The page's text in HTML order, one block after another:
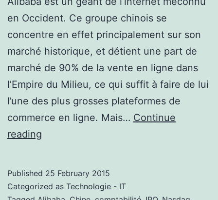
en Occident. Ce groupe chinois se
concentre en effet principalement sur son
marché historique, et détient une part de
marché de 90% de la vente en ligne dans
l’Empire du Milieu, ce qui suffit à faire de lui
l’une des plus grosses plateformes de
commerce en ligne. Mais… Continue
reading
cache-
Published 25 February 2015
Categorized as Technologie - IT